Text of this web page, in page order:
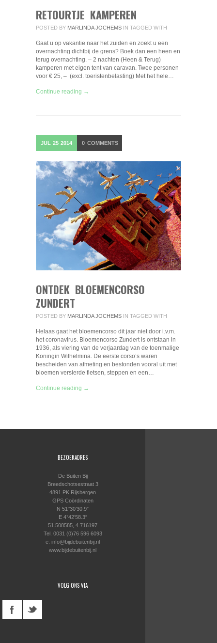
RETOURTJE KAMPEREN
POSTED BY MARLINDA JOCHEMS IN TAGGED WITH
Gaat u op vakantie naar het zuiden en zoekt u een
overnachting dichtbij de grens? Boek dan een heen en
terug overnachting. – 2 nachten (Heen & Terug)
kamperen met eigen tent van caravan. Twee personen
voor € 25, – (excl. toeristenbelasting) Met het hele…
Continue reading →
JUL 25 2014 0 COMMENTS
ONTDEK BLOEMENCORSO
ZUNDERT
POSTED BY MARLINDA JOCHEMS IN TAGGED WITH
Helaas gaat het bloemencorso dit jaar niet door i.v.m.
het coronavirus. Bloemencorso Zundert is ontstaan in
1936, als viering van de verjaardag van de toenmalige
Koningin Wilhelmina. De eerste corso’s waren
bescheiden van afmeting en bestonden vooral uit met
bloemen versierde fietsen, steppen en een…
Continue reading →
BEZOEKADRES
De Buiten Bij
Breedschotsestraat 3
4891 PK Rijsbergen
GPS Coördinaten
N 51°30’30.9″
E 4°42’58.3″
51.508585, 4.716197
Tel. 0031 (0)76 596 6093
e: info@bijdebuitenbij.nl
www.bijdebuitenbij.nl
VOLG ONS VIA